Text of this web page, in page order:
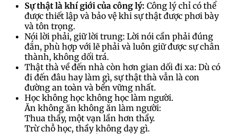
Sự thật là khí giới của công lý: Công lý chỉ có thể
được thiết lập và bảo vệ khi sự thật được phơi bày
và tôn trọng.
Nói lời phải, giữ lời trung: Lời nói cần phải đúng
đắn, phù hợp với lẽ phải và luôn giữ được sự chân
thành, không dối trá.
Thật thà về đến nhà còn hơn gian dối đi xa: Dù có
đi đến đâu hay làm gì, sự thật thà vẫn là con
đường an toàn và bền vững nhất.
Học không học không học làm người.
Ăn không ăn không ăn làm người:
Thua thầy, một vạn lần hơn thầy.
Trừ chỗ học, thầy không dạy gì.